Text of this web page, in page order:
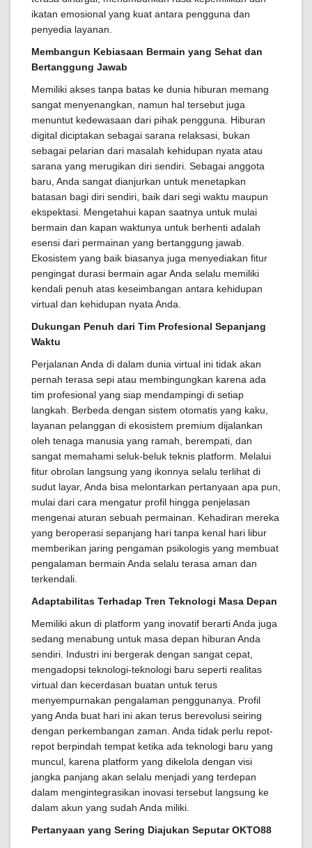
ikatan emosional yang kuat antara pengguna dan
penyedia layanan.
Membangun Kebiasaan Bermain yang Sehat dan
Bertanggung Jawab
Memiliki akses tanpa batas ke dunia hiburan memang
sangat menyenangkan, namun hal tersebut juga
menuntut kedewasaan dari pihak pengguna. Hiburan
digital diciptakan sebagai sarana relaksasi, bukan
sebagai pelarian dari masalah kehidupan nyata atau
sarana yang merugikan diri sendiri. Sebagai anggota
baru, Anda sangat dianjurkan untuk menetapkan
batasan bagi diri sendiri, baik dari segi waktu maupun
ekspektasi. Mengetahui kapan saatnya untuk mulai
bermain dan kapan waktunya untuk berhenti adalah
esensi dari permainan yang bertanggung jawab.
Ekosistem yang baik biasanya juga menyediakan fitur
pengingat durasi bermain agar Anda selalu memiliki
kendali penuh atas keseimbangan antara kehidupan
virtual dan kehidupan nyata Anda.
Dukungan Penuh dari Tim Profesional Sepanjang
Waktu
Perjalanan Anda di dalam dunia virtual ini tidak akan
pernah terasa sepi atau membingungkan karena ada
tim profesional yang siap mendampingi di setiap
langkah. Berbeda dengan sistem otomatis yang kaku,
layanan pelanggan di ekosistem premium dijalankan
oleh tenaga manusia yang ramah, berempati, dan
sangat memahami seluk-beluk teknis platform. Melalui
fitur obrolan langsung yang ikonnya selalu terlihat di
sudut layar, Anda bisa melontarkan pertanyaan apa pun,
mulai dari cara mengatur profil hingga penjelasan
mengenai aturan sebuah permainan. Kehadiran mereka
yang beroperasi sepanjang hari tanpa kenal hari libur
memberikan jaring pengaman psikologis yang membuat
pengalaman bermain Anda selalu terasa aman dan
terkendali.
Adaptabilitas Terhadap Tren Teknologi Masa Depan
Memiliki akun di platform yang inovatif berarti Anda juga
sedang menabung untuk masa depan hiburan Anda
sendiri. Industri ini bergerak dengan sangat cepat,
mengadopsi teknologi-teknologi baru seperti realitas
virtual dan kecerdasan buatan untuk terus
menyempurnakan pengalaman penggunanya. Profil
yang Anda buat hari ini akan terus berevolusi seiring
dengan perkembangan zaman. Anda tidak perlu repot-
repot berpindah tempat ketika ada teknologi baru yang
muncul, karena platform yang dikelola dengan visi
jangka panjang akan selalu menjadi yang terdepan
dalam mengintegrasikan inovasi tersebut langsung ke
dalam akun yang sudah Anda miliki.
Pertanyaan yang Sering Diajukan Seputar OKTO88